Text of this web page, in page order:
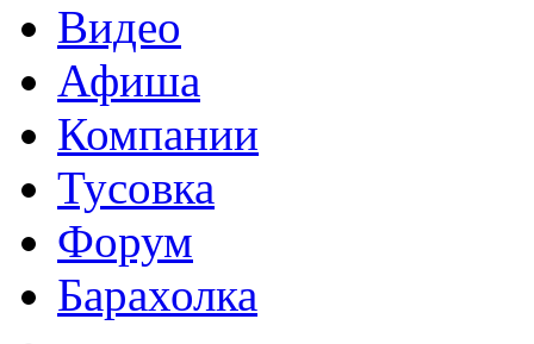
Видео
Афиша
Компании
Тусовка
Форум
Барахолка